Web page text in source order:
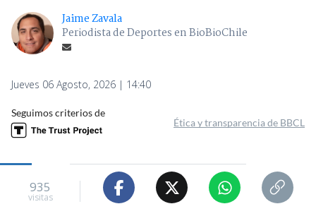
Jaime Zavala
Periodista de Deportes en BioBioChile
Jueves 06 Agosto, 2026 | 14:40
Seguimos criterios de
Ética y transparencia de BBCL
935
visitas